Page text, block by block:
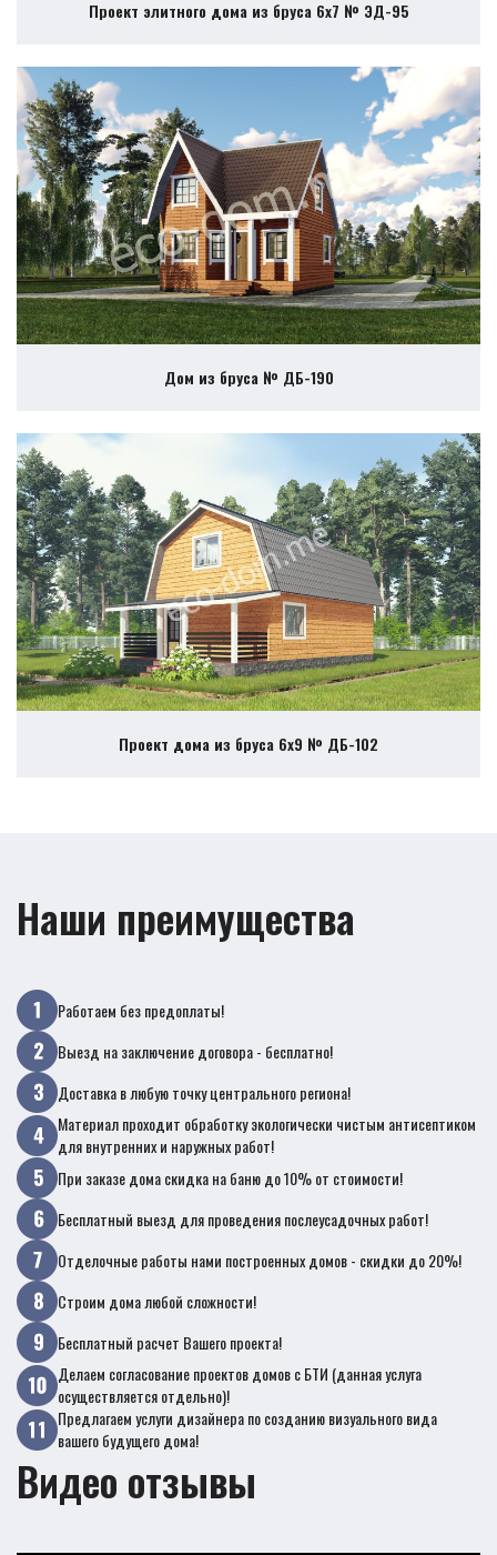
Проект элитного дома из бруса 6х7 № ЭД-95
Дом из бруса № ДБ-190
Проект дома из бруса 6х9 № ДБ-102
Наши преимущества
Работаем без предоплаты!
Выезд на заключение договора - бесплатно!
Доставка в любую точку центрального региона!
Материал проходит обработку экологически чистым антисептиком
для внутренних и наружных работ!
При заказе дома скидка на баню до 10% от стоимости!
Бесплатный выезд для проведения послеусадочных работ!
Отделочные работы нами построенных домов - скидки до 20%!
Строим дома любой сложности!
Бесплатный расчет Вашего проекта!
Делаем согласование проектов домов с БТИ (данная услуга
осуществляется отдельно)!
Предлагаем услуги дизайнера по созданию визуального вида
вашего будущего дома!
Видео отзывы